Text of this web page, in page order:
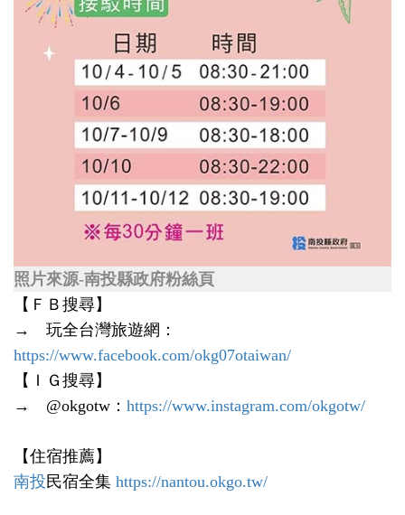
照片來源-南投縣政府粉絲頁
【ＦＢ搜尋】
→ 玩全台灣旅遊網：
https://www.facebook.com/okg07otaiwan/
【ＩＧ搜尋】
→ @okgotw： https://www.instagram.com/okgotw/
【住宿推薦】
南投民宿全集 https://nantou.okgo.tw/